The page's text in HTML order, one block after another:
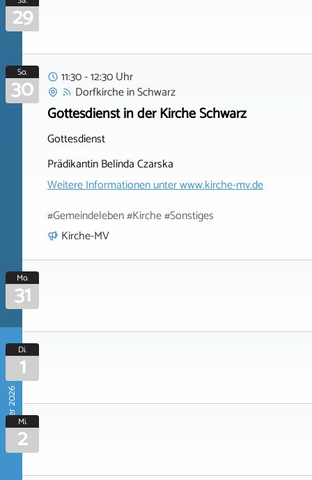
29
So.
30
11:30 - 12:30 Uhr
DorfkircheinSchwarz
Gottesdienst in der Kirche Schwarz
Gottesdienst
Prädikantin Belinda Czarska
Weitere Informationen unterwww.kirche-mv.de
#Gemeindeleben #Kirche #Sonstiges
Kirche-MV
Mo.
31
September 2026
Di.
1
Mi.
2